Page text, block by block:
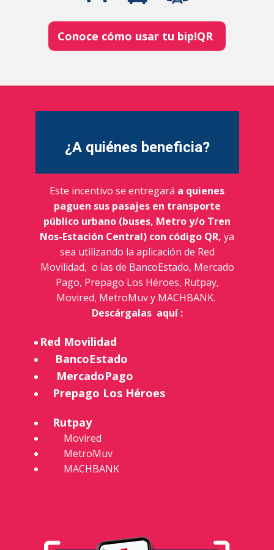
Conoce cómo usar tu bip!QR
¿A quiénes beneficia?
Este incentivo se entregará a quienes
paguen sus pasajes en transporte
público urbano (buses, Metro y/o Tren
Nos-Estación Central) con código QR, ya
sea utilizando la aplicación de Red
Movilidad, o las de BancoEstado, Mercado
Pago, Prepago Los Héroes, Rutpay,
Movired, MetroMuv y MACHBANK.
Descárgalas aquí:
Red Movilidad
BancoEstado
MercadoPago
Prepago Los Héroes
Rutpay
Movired
MetroMuv
MACHBANK